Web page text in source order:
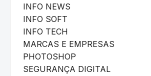
INFO NEWS
INFO SOFT
INFO TECH
MARCAS E EMPRESAS
PHOTOSHOP
SEGURANÇA DIGITAL